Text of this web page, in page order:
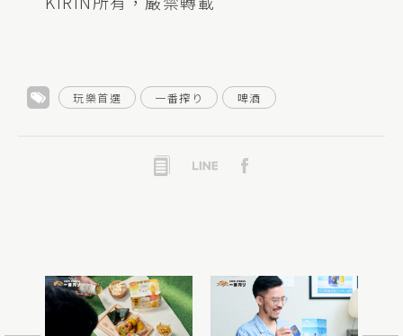
玩樂首選 一番搾り 啤酒